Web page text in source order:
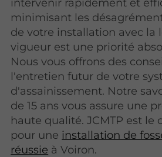
minimisant les
de votre installation avec la
vigueur est une priorité
Nous vous offrons des
l'entretien futur de votre
d'assainissement. Notre
de 15 ans vous assure une
haute qualité. JCMTP est le
pour une installation de
réussie à Voiron.